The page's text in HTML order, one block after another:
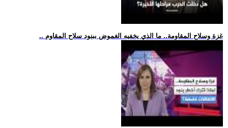
.. غزة وسلاح المقاومة.. ما الذي يخفيه الغموض ببنود سلاح المقاوم